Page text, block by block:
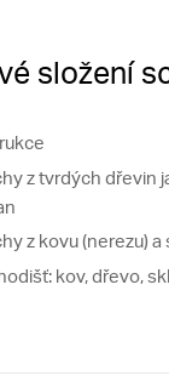
složení
z tvrdých dřevin
z kovu (nerezu) a
kov, dřevo,